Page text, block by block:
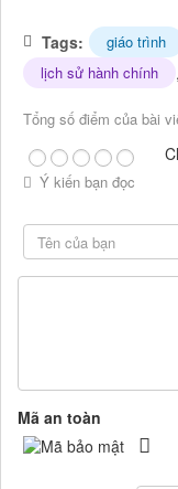
Tags: giáo trình
lịch sử hành chính ,
Tổng số điểm của bài
Ý kiến bạn đọc
Mã an toàn